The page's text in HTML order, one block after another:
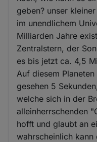
geben? unser
im unendlichem
Milliarden Jahre
Zentralstern, der
es bis jetzt ca. 4,5
Auf diesem
gesehen 5
welche sich in der
alleinherrschenden
hofft und glaubt an
wahrscheinlich kann